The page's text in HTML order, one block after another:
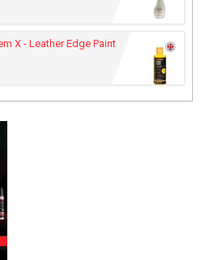
X - Leather Edge Paint